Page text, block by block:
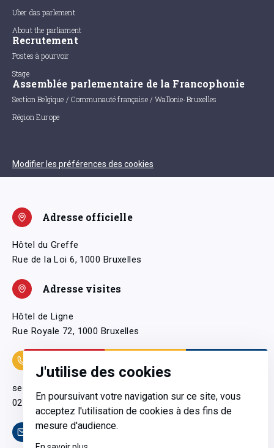
J'utilise des cookies
En poursuivant votre navigation sur ce site, vous
acceptez l'utilisation de cookies à des fins de
mesure d'audience.
Uber das parlement
About the parliament
Recrutement
Postes à pourvoir
Stage
Assemblée parlementaire de la Francophonie
Section Belgique / Communauté française / Wallonie-Bruxelles
Région Europe
Modifier les préférences des cookies
Adresse officielle
Hôtel du Greffe
Rue de la Loi 6, 1000 Bruxelles
Adresse visites
Hôtel de Ligne
Rue Royale 72, 1000 Bruxelles
secretariatgeneral@pfwb.be
02 506 38 11
Contact